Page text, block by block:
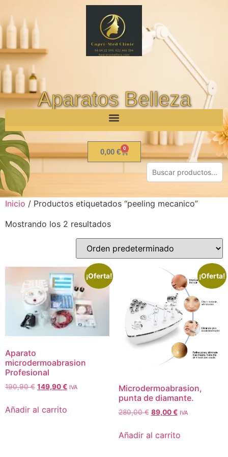
Aparatos Belleza
0,00 € 0
Inicio / Productos etiquetados “peeling mecanico”
Mostrando los 2 resultados
¡Oferta!
Aparato
microdermoabrasion
Profesional
190,90€ 149,90€ IVA
Añadir al carrito
¡Oferta!
Microdermoabrasion,
punta de diamante.
280,00€ 89,00€ IVA
Añadir al carrito